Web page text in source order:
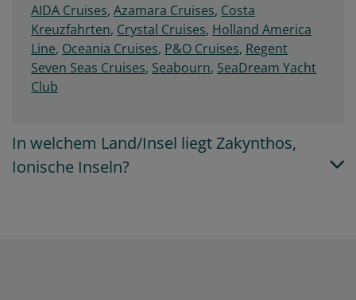
AIDA Cruises, Azamara Cruises, Costa
Kreuzfahrten, Crystal Cruises, Holland America
Line, Oceania Cruises, P&O Cruises, Regent
Seven Seas Cruises, Seabourn, SeaDream Yacht
Club
In welchem Land/Insel liegt Zakynthos,
Ionische Inseln?